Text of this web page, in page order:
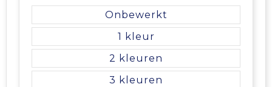
Onbewerkt
1
2
3